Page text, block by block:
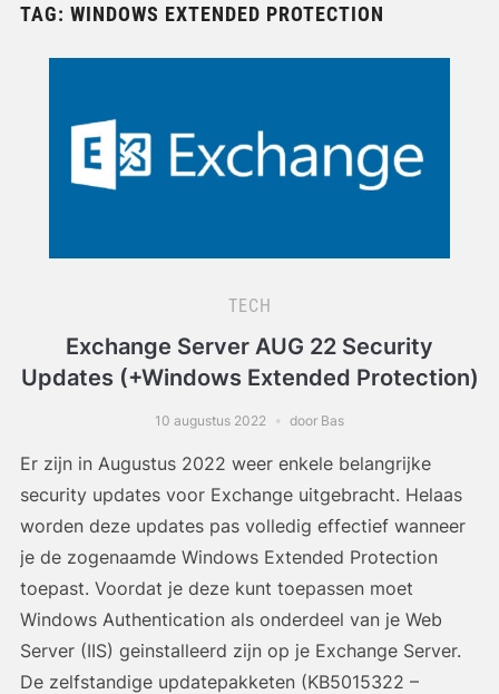
TAG: WINDOWS EXTENDED PROTECTION
TECH
Exchange Server AUG 22 Security
Updates (+Windows Extended Protection)
10 augustus 2022 door Bas
Er zijn in Augustus 2022 weer enkele belangrijke
security updates voor Exchange uitgebracht. Helaas
worden deze updates pas volledig effectief wanneer
je de zogenaamde Windows Extended Protection
toepast. Voordat je deze kunt toepassen moet
Windows Authentication als onderdeel van je Web
Server (IIS) geinstalleerd zijn op je Exchange Server.
De zelfstandige updatepakketen (KB5015322 –